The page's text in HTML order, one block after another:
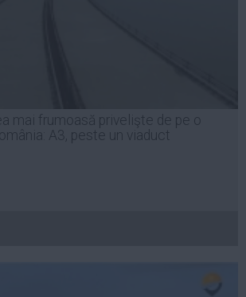
mai frumoasă privelişte de pe o
A3, peste un viaduct